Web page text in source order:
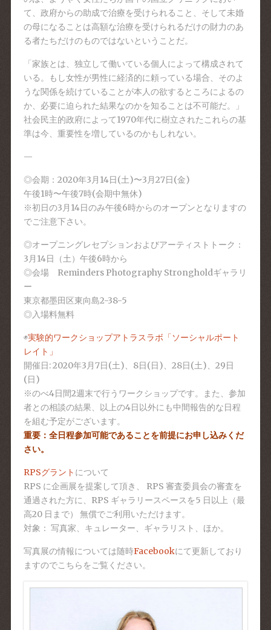
て、政府からの助成で治療を受けられること、そして未婚
の母になることは高額な治療を受けられるだけの財力のあ
る者たちだけのものではないということだ。
「家族とは、独立して働いている個人によって構成されて
いる。もし女性が男性に経済的に頼っている場合、そのよ
うな関係を続けていることが本人の欲するところによるの
か、必要に迫られた結果なのかを知ることは不可能だ。」
社会民主的政府によって1970年代に樹立されたこれらの基
準は今、重要性を増しているのかもしれない。
—
◎会期：2020年3月14日(土)〜3月27日(金)
午後1時〜午後7時(会期中無休)
※初日の3月14日のみ午後6時からのオープンとなりますの
でご注意下さい。
◎オープニングレセプションおよびアーティストトーク：
3月14日（土）午後6時から
◎会場 Reminders Photography Strongholdギャラリ
ー
東京都墨田区東向島2-38-5
◎入場料無料
◉実験的ワークショップアトラスラボ「ソーシャルポート
レイト」
開催日:2020年3月7日(土)、8日(日)、28日(土)、29日
(日)
※のべ4日間2週末で行うワークショップです。また、参加
者との相談の結果、以上の4日以外にも中間報告的な日程
を組む予定がございます。
重要：全日程参加可能であることを前提にお申し込みくだ
さい。
RPSグラント について
RPS に企画展を提案して頂き、 RPS 審査委員会の審査を
通過された方に、RPS ギャラリースペースを5 日以上（最
高20 日まで） 無償でご利用いただけます。
対象： 写真家、キュレーター、ギャラリスト、ほか。
写真展の情報については随時Facebookにて更新しており
ますのでこちらをご覧ください。